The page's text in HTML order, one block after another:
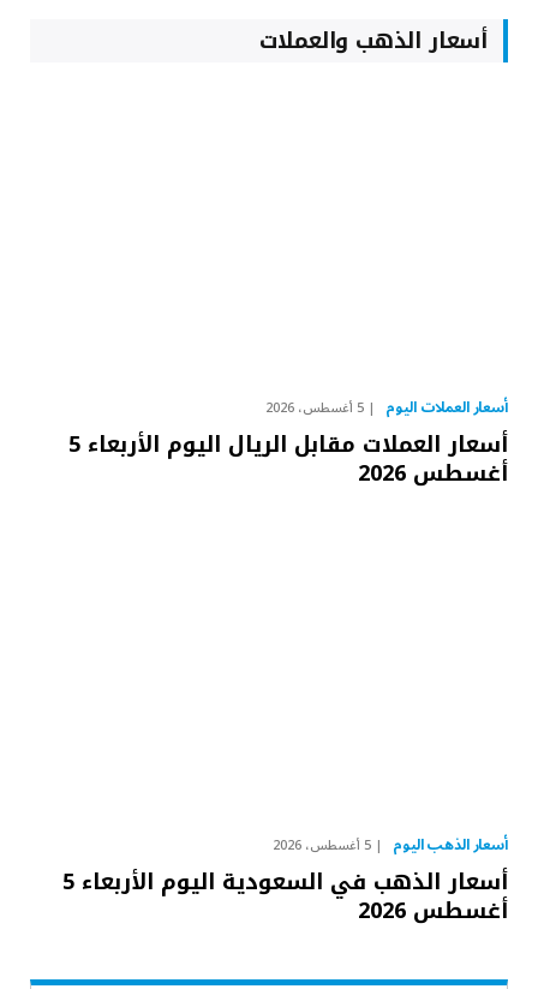
أسعار الذهب والعملات
أسعار العملات اليوم 5 أغسطس، 2026
أسعار العملات مقابل الريال اليوم الأربعاء 5
أغسطس 2026
أسعار الذهب اليوم 5 أغسطس، 2026
أسعار الذهب في السعودية اليوم الأربعاء 5
أغسطس 2026